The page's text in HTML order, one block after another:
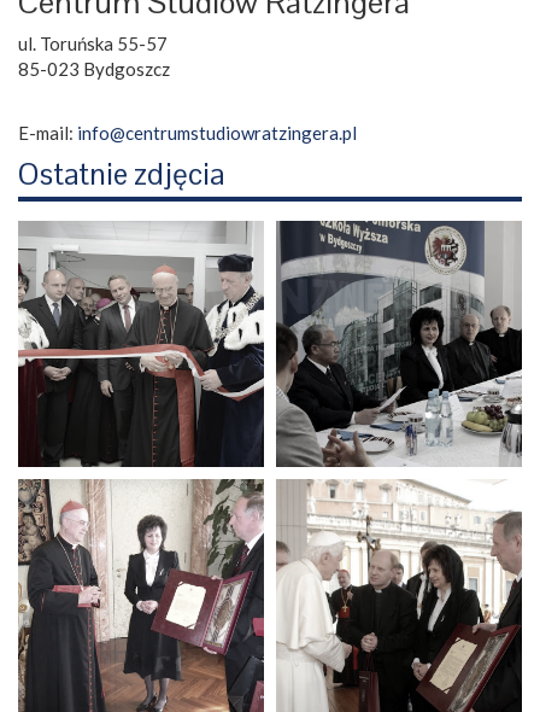
ul. Toruńska 55-57
85-023 Bydgoszcz
E-mail: info@centrumstudiowratzingera.pl
Ostatnie zdjęcia